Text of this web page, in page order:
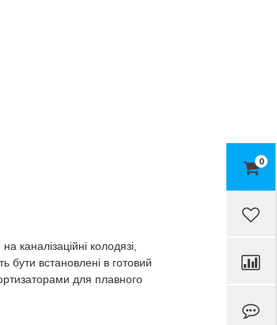
0
каналізаційні колодязі,
бути встановлені в готовий
для плавного